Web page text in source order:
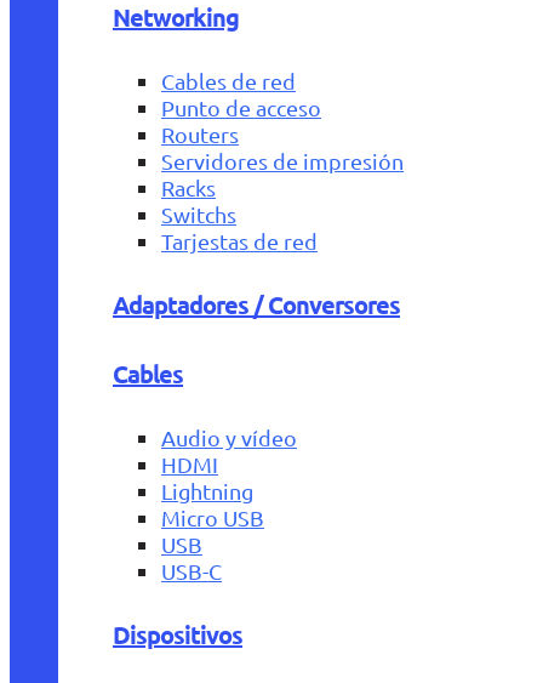
Networking
Cables de red
Punto de acceso
Routers
Servidores de impresión
Racks
Switchs
Tarjestas de red
Adaptadores / Conversores
Cables
Audio y vídeo
HDMI
Lightning
Micro USB
USB
USB-C
Dispositivos